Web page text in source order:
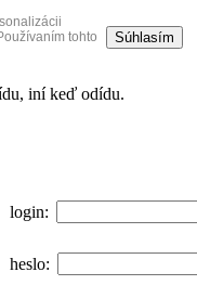
tohto
Súhlasím
iní keď odídu.
login:
heslo: